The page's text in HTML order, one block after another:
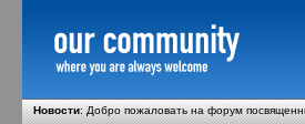
Новости:Добро пожаловать на форум